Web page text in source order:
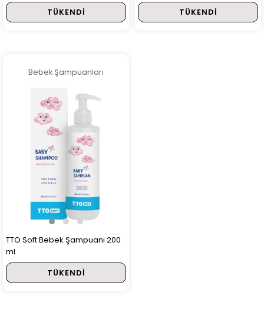
200 ml
TÜKENDI
TÜKENDI
Bebek Şampuanları
TTO Soft Bebek Şampuanı 200
ml
TÜKENDI